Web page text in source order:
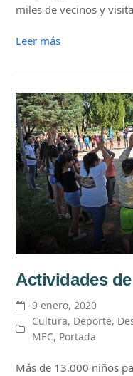
miles de vecinos y
Leer más
Actividades
9 enero, 2020
Cultura, Deporte,
MEC, Portada
Más de 13.000 niños